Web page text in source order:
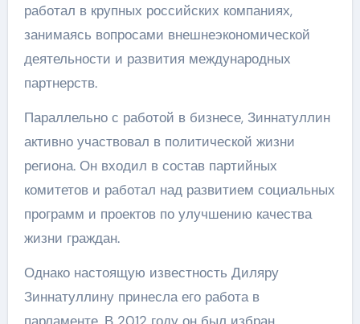
работал в крупных российских компаниях,
занимаясь вопросами внешнеэкономической
деятельности и развития международных
партнерств.
Параллельно с работой в бизнесе, Зиннатуллин
активно участвовал в политической жизни
региона. Он входил в состав партийных
комитетов и работал над развитием социальных
программ и проектов по улучшению качества
жизни граждан.
Однако настоящую известность Диляру
Зиннатуллину принесла его работа в